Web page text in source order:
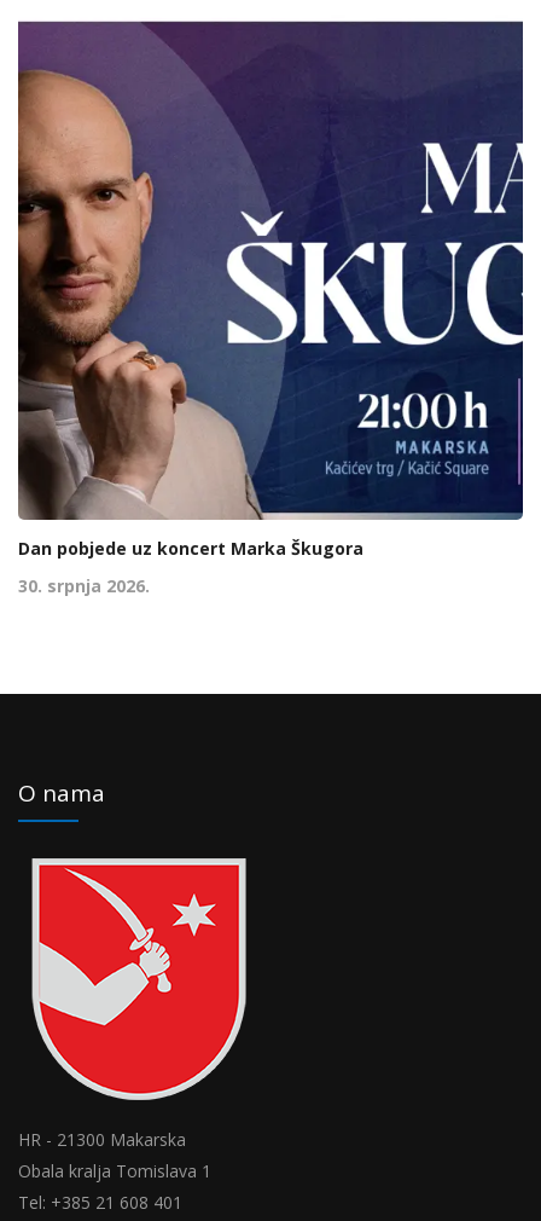
Dan pobjede uz koncert Marka Škugora
30. srpnja 2026.
O nama
HR - 21300 Makarska
Obala kralja Tomislava 1
Tel: +385 21 608 401